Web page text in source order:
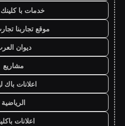
خدمات با كلينك
موقع تجاربنا
ديوان
مشاريع
اعلانات باك
الرياضية
اعلانات